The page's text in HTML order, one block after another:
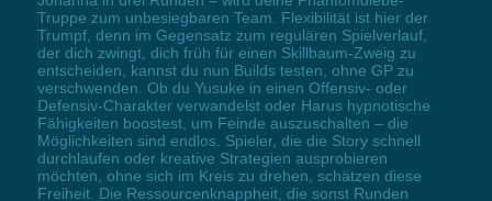
Truppe zum unbesiegbaren Team. Flexibilität ist hier der
Trumpf, denn im Gegensatz zum regulären Spielverlauf,
der dich zwingt, dich früh für einen Skillbaum-Zweig zu
entscheiden, kannst du nun Builds testen, ohne GP zu
verschwenden. Ob du Yusuke in einen Offensiv- oder
Defensiv-Charakter verwandelst oder Harus hypnotische
Fähigkeiten boostest, um Feinde auszuschalten – die
Möglichkeiten sind endlos. Spieler, die die Story schnell
durchlaufen oder kreative Strategien ausprobieren
möchten, ohne sich im Kreis zu drehen, schätzen diese
Freiheit. Die Ressourcenknappheit, die sonst Runden